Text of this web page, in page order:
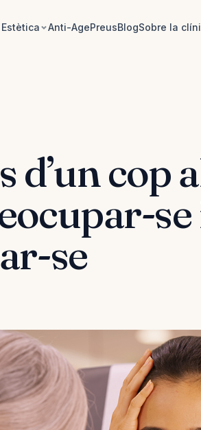
Estètica Anti-AgePreusBlogSobre la
d’un cop
se